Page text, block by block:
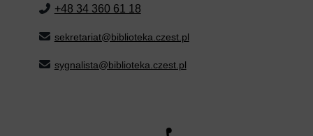
+48 34 360 61 18
sekretariat@biblioteka.czest.pl
sygnalista@biblioteka.czest.pl